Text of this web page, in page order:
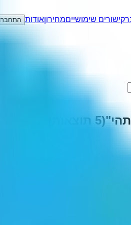
קישורים שימושייםמחירוןאודות
"
(
5תוצאות)